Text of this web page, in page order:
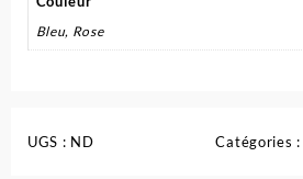
Bleu, Rose
UGS : ND Catégories :